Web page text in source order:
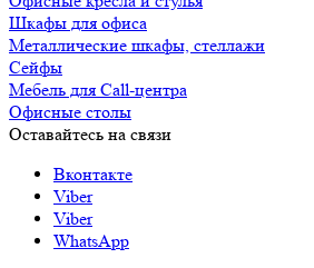
Шкафы для офиса
Металлические шкафы, стеллажи
Сейфы
Мебель для Call-центра
Офисные столы
Оставайтесь на связи
Вконтакте
Viber
Viber
WhatsApp